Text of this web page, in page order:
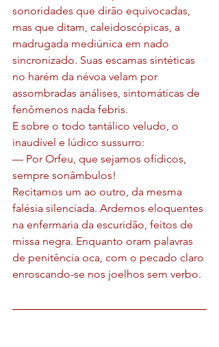
sonoridades que dirão equivocadas,
mas que ditam, caleidoscópicas, a
madrugada mediúnica em nado
sincronizado. Suas escamas sintéticas
no harém da névoa velam por
assombradas análises, sintomáticas de
fenômenos nada febris.
E sobre o todo tantálico veludo, o
inaudível e lúdico sussurro:
— Por Orfeu, que sejamos ofídicos,
sempre sonâmbulos!
Recitamos um ao outro, da mesma
falésia silenciada. Ardemos eloquentes
na enfermaria da escuridão, feitos de
missa negra. Enquanto oram palavras
de penitência oca, com o pecado claro
enroscando-se nos joelhos sem verbo.